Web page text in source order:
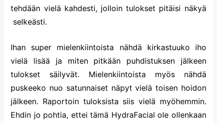
tehdään vielä kahdesti, jolloin tulokset pitäisi näkyä
selkeästi.
Ihan super mielenkiintoista nähdä kirkastuuko iho
vielä lisää ja miten pitkään puhdistuksen jälkeen
tulokset säilyvät. Mielenkiintoista myös nähdä
puskeeko nuo satunnaiset näpyt vielä toisen hoidon
jälkeen. Raportoin tuloksista siis vielä myöhemmin.
Ehdin jo pohtia, ettei tämä HydraFacial ole ollenkaan